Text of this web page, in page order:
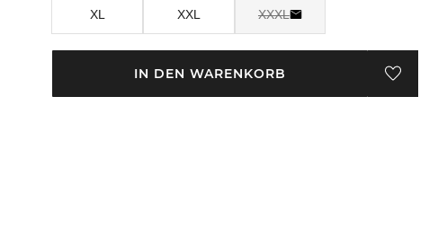
XL XXL XXXL
IN DEN WARENKORB